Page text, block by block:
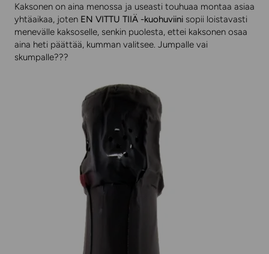
Kaksonen on aina menossa ja useasti touhuaa montaa asiaa
yhtäaikaa, joten EN VITTU TIIÄ -kuohuviini sopii loistavasti
menevälle kaksoselle, senkin puolesta, ettei kaksonen osaa
aina heti päättää, kumman valitsee. Jumpalle vai
skumpalle???